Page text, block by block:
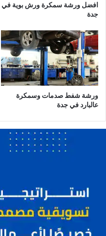
ب
ج
د
ة
ي
ا
ر
ا
ت
ب
ج
د
افضل ورشة سمكرة ورش بوية في
جدة
ورشة شفط صدمات وسمكرة
عالبارد في جدة